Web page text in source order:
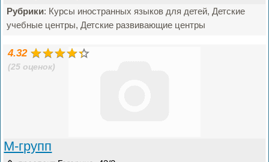
Рубрики: Курсы иностранных языков для детей, Детские
учебные центры, Детские развивающие центры
4.32
(25 оценок)
М-групп